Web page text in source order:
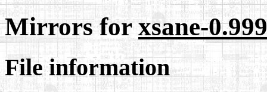
Mirrors forxsane-
File information